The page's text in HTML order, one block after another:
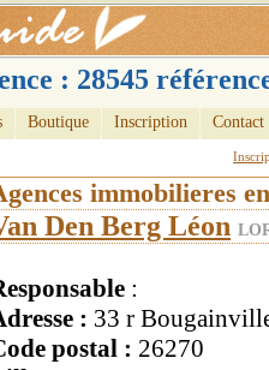
: 28545
Boutique Inscription Contact
immobilieres
Den Berg Léon
:
: 33 r
postal : 26270